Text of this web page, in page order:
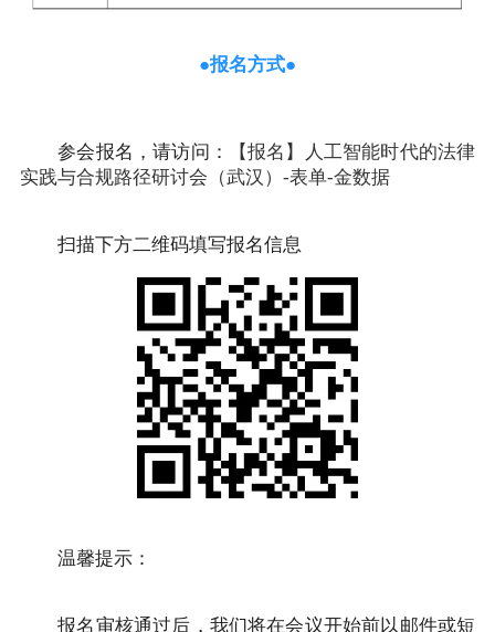
●报名方式●
参会报名，请访问：
【报名】人工智能时代的法律
实践与合规路径研讨会（武汉）-表单-金数据
扫描下方二维码填写报名信息
温馨提示：
报名审核通过后，我们将在会议开始前以邮件或短